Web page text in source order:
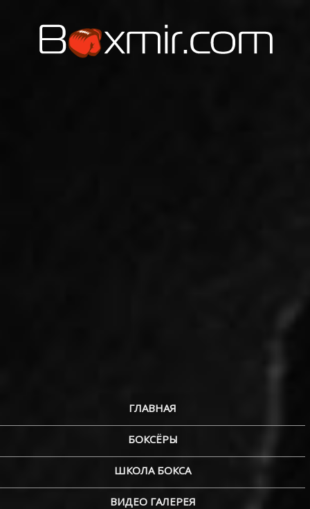
ГЛАВНАЯ
БОКСЁРЫ
ШКОЛА БОКСА
ВИДЕО ГАЛЕРЕЯ